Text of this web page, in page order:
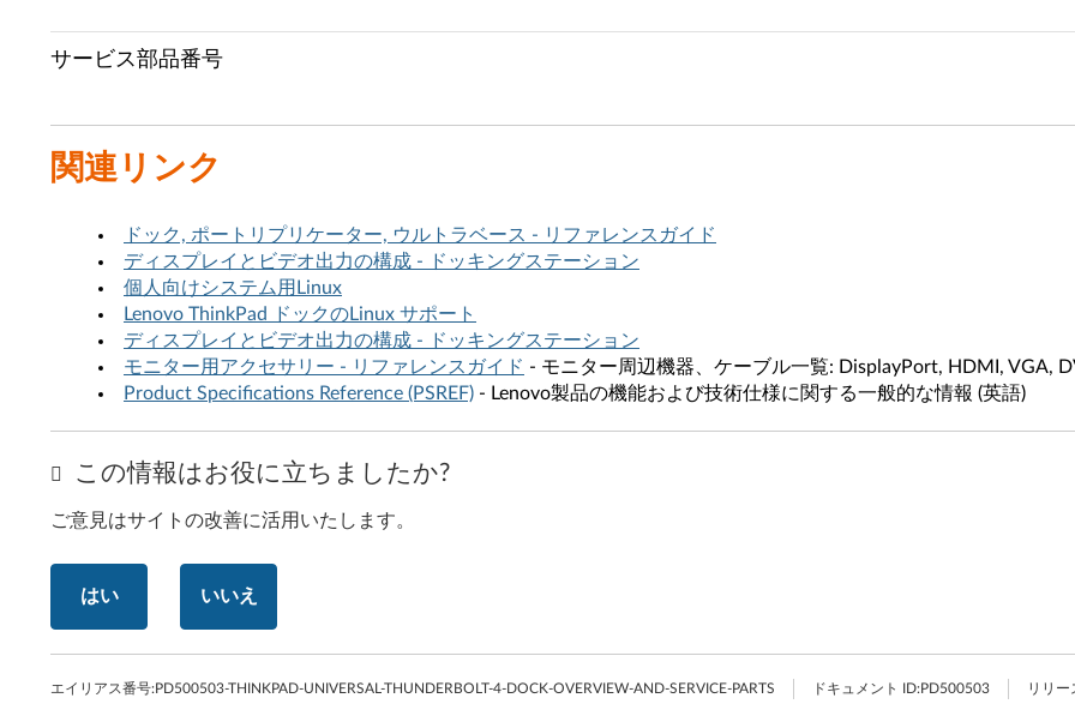
サービス部品番号
関連リンク
ドック, ポートリプリケーター, ウルトラベース - リファレンスガイド
ディスプレイとビデオ出力の構成 - ドッキングステーション
個人向けシステム用Linux
Lenovo ThinkPad ドックのLinux サポート
ディスプレイとビデオ出力の構成 - ドッキングステーション
モニター用アクセサリー - リファレンスガイド - モニター周辺機器、ケーブル一覧: DisplayPort, HDMI, VGA,
Product Specifications Reference (PSREF) - Lenovo製品の機能および技術仕様に関する一般的な情報 (英語)
この情報はお役に立ちましたか?
ご意見はサイトの改善に活用いたします。
はい いいえ
エイリアス番号:PD500503-THINKPAD-UNIVERSAL-THUNDERBOLT-4-DOCK-OVERVIEW-AND-SERVICE-PARTS ドキュメント ID:PD500503 リリー